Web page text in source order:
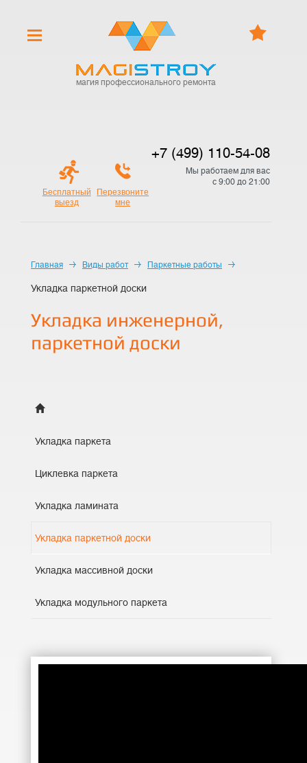
магия профессионального ремонта
+7 (499) 110-54-08
Мы работаем для вас
с 9:00 до 21:00
Бесплатный
выезд
Перезвоните
мне
Главная Виды работ Паркетные работы
Укладка паркетной доски
Укладка инженерной,
паркетной доски
Укладка паркета
Циклевка паркета
Укладка ламината
Укладка паркетной доски
Укладка массивной доски
Укладка модульного паркета